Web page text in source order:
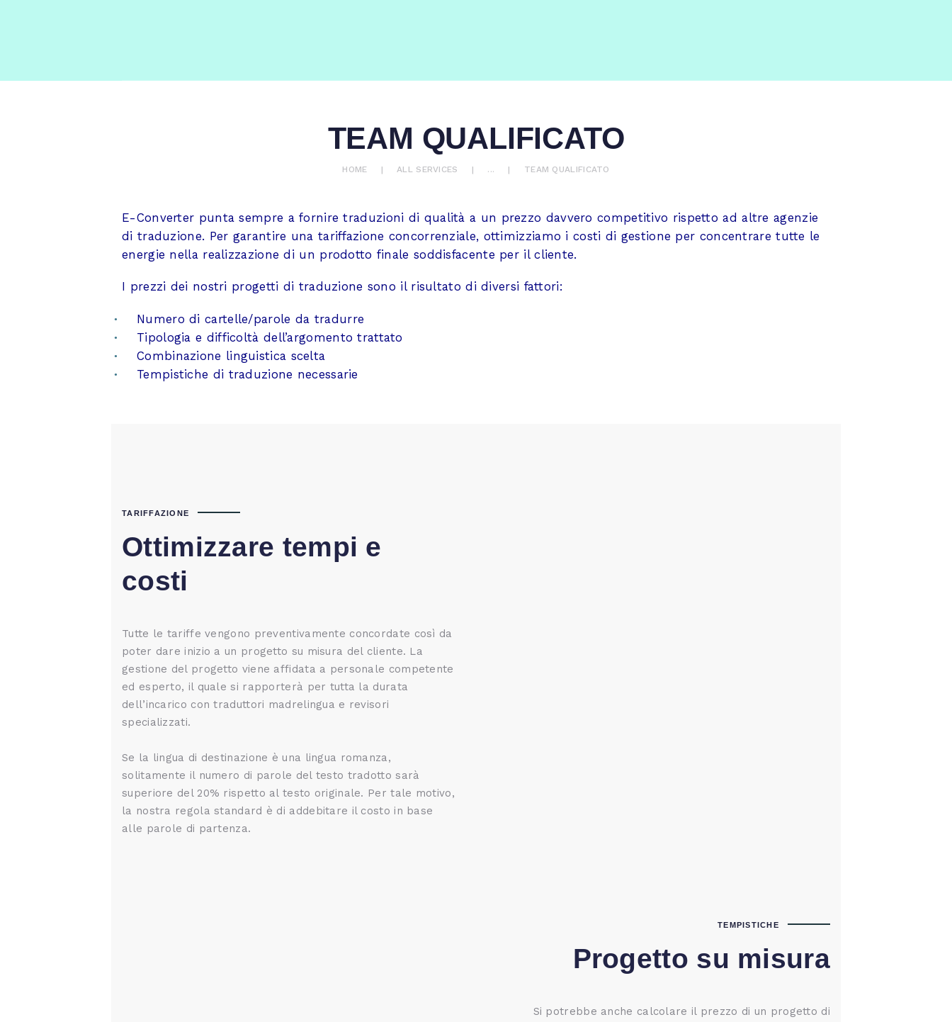
TEAM QUALIFICATO
HOME ALL SERVICES ... TEAM QUALIFICATO
BLOG
RICHIEDI UN
CONTATTI
0 ITEMS€ 0,00
E-Converter punta sempre a fornire traduzioni di qualità a un prezzo davvero competitivo rispetto ad altre agenzie
di traduzione. Per garantire una tariffazione concorrenziale, ottimizziamo i costi di gestione per concentrare tutte le
energie nella realizzazione di un prodotto finale soddisfacente per il cliente.
I prezzi dei nostri progetti di traduzione sono il risultato di diversi fattori:
Numero di cartelle/parole da tradurre
Tipologia e difficoltà dell’argomento trattato
Combinazione linguistica scelta
Tempistiche di traduzione necessarie
TARIFFAZIONE
Ottimizzare tempi e
costi
Tutte le tariffe vengono preventivamente concordate così da
poter dare inizio a un progetto su misura del cliente. La
gestione del progetto viene affidata a personale competente
ed esperto, il quale si rapporterà per tutta la durata
dell’incarico con traduttori madrelingua e revisori
specializzati.
Se la lingua di destinazione è una lingua romanza,
solitamente il numero di parole del testo tradotto sarà
superiore del 20% rispetto al testo originale. Per tale motivo,
la nostra regola standard è di addebitare il costo in base
alle parole di partenza.
TEMPISTICHE
Progetto su misura
Si potrebbe anche calcolare il prezzo di un progetto di